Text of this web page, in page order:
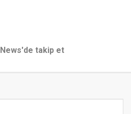
News'de takip et